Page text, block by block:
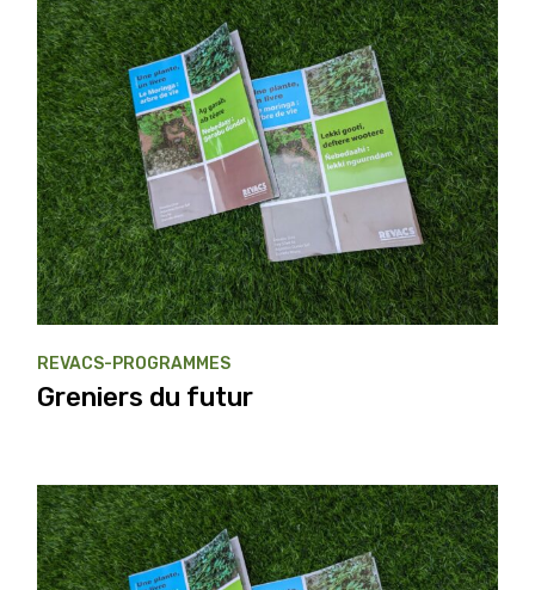
REVACS-PROGRAMMES
Greniers du futur